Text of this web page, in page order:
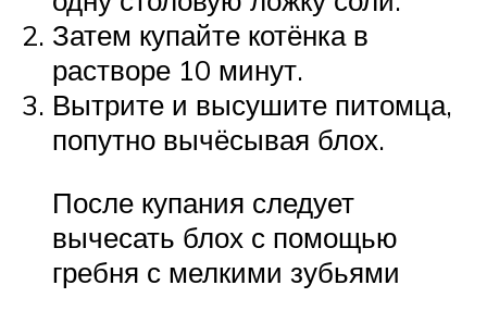
Затем купайте котёнка в
растворе 10 минут.
Вытрите и высушите питомца,
попутно вычёсывая блох.
После купания следует
вычесать блох с помощью
гребня с мелкими зубьями